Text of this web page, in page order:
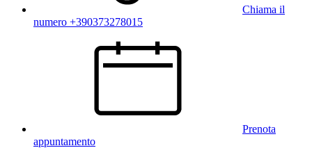
Chiama il
numero +390373278015
Prenota
appuntamento